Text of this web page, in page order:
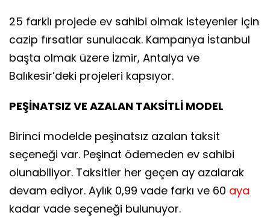
25 farklı projede ev sahibi olmak isteyenler için
cazip fırsatlar sunulacak. Kampanya İstanbul
başta olmak üzere İzmir, Antalya ve
Balıkesir’deki projeleri kapsıyor.
PEŞİNATSIZ VE AZALAN TAKSİTLİ MODEL
Birinci modelde peşinatsız azalan taksit
seçeneği var. Peşinat ödemeden ev sahibi
olunabiliyor. Taksitler her geçen ay azalarak
devam ediyor. Aylık 0,99 vade farkı ve 60 aya
kadar vade seçeneği bulunuyor.